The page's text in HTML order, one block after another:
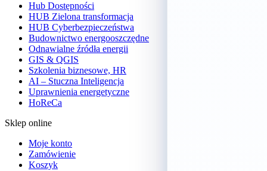
Hub Dostępności
HUB Zielona transformacja
HUB Cyberbezpieczeństwa
Budownictwo energooszczędne
Odnawialne źródła energii
GIS & QGIS
Szkolenia biznesowe, HR
AI – Stuczna Inteligencja
Uprawnienia energetyczne
HoReCa
Sklep online
Moje konto
Zamówienie
Koszyk